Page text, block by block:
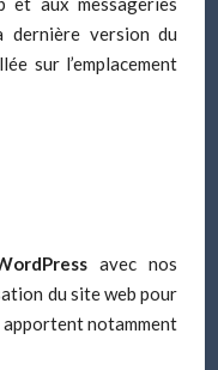
dernière version du
sur l’emplacement
avec nos
du site web pour
apportent notamment